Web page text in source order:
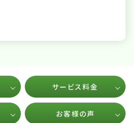
サービス料金
お客様の声